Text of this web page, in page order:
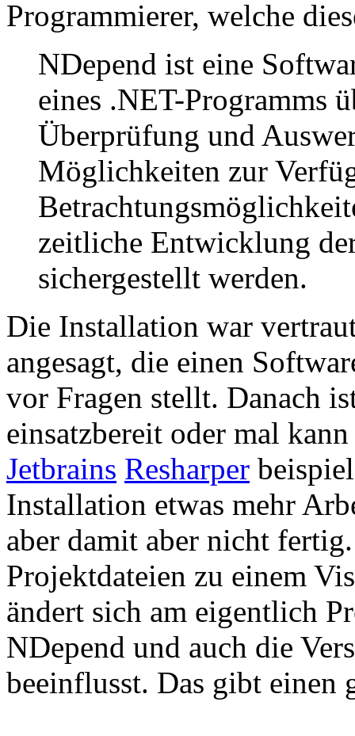
Programmierer, welche
NDepend ist eine
eines .NET-Programms
Überprüfung und
Möglichkeiten zur
zeitliche Entwicklung
sichergestellt werden.
Die Installation war
angesagt, die einen
vor Fragen stellt. Danach
einsatzbereit oder mal
Jetbrains Resharper
Installation etwas mehr
aber damit aber nicht
Projektdateien zu einem
ändert sich am eigentlich
NDepend und auch die
beeinflusst. Das gibt